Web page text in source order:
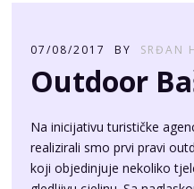
07/08/2017 BY SRĐAN
Outdoor
Na inicijativu turističke
realizirali smo prvi pravi
koji objedinjuje nekoliko